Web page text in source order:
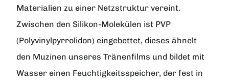
Materialien zu einer Netzstruktur vereint.
Zwischen den Silikon-Molekülen ist PVP
(Polyvinylpyrrolidon) eingebettet, dieses ähnelt
den Muzinen unseres Tränenfilms und bildet mit
Wasser einen Feuchtigkeitsspeicher, der fest in